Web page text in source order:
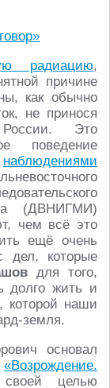
радиацию,
причине
как обычно
не принося
России. Это
поведение
наблюдениями
(ДВНИГМИ)
чем всё это
ещё очень
дел, которые
для того,
долго жить и
которой наши
земля.
основал
«Возрождение.
целью